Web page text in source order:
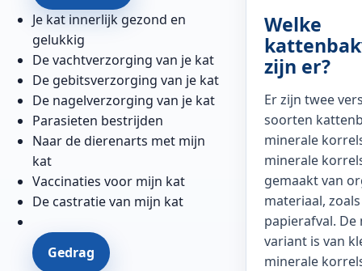
Je kat innerlijk gezond en
gelukkig
De vachtverzorging van je kat
De gebitsverzorging van je kat
De nagelverzorging van je kat
Parasieten bestrijden
Naar de dierenarts met mijn
kat
Vaccinaties voor mijn kat
De castratie van mijn kat
Gedrag
Welke
zijn er?
Er zijn twee
soorten
minerale
minerale
gemaakt van
materiaal,
papierafval. De
variant is van
minerale